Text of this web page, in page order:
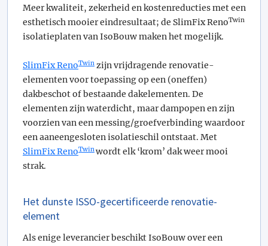
Meer kwaliteit, zekerheid en kostenreducties met een
esthetisch mooier eindresultaat; de SlimFix RenoTwin
isolatieplaten van IsoBouw maken het mogelijk.
SlimFix RenoTwin zijn vrijdragende renovatie-
elementen voor toepassing op een (oneffen)
dakbeschot of bestaande dakelementen. De
elementen zijn waterdicht, maar dampopen en zijn
voorzien van een messing/groefverbinding waardoor
een aaneengesloten isolatieschil ontstaat. Met
SlimFix RenoTwinwordt elk ‘krom’ dak weer mooi
strak.
Het dunste ISSO-gecertificeerde renovatie-
element
Als enige leverancier beschikt IsoBouw over een